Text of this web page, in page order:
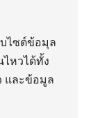
บไซต์ข้อมุล
หวได้ทั้ง
และข้อมูล